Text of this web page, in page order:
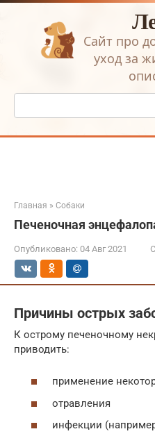
Перейти
Сайт про
уход за
Поиск:
Главная » Собаки
Печеночная
Опубликовано: 04 Авг 2021
Причины острых
К острому печеночному
приводить:
применение
отравления
инфекции